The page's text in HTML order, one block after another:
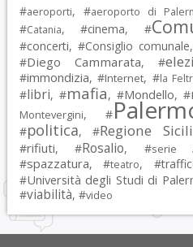
#aeroporti, #aeroporto di
#Catania, #cinema, #
#concerti, #Consiglio comunale
#Diego Cammarata, #
#immondizia, #Internet, #la
#libri, #mafia, #Mondello, #
Montevergini, #
#politica, #Regione
#rifiuti, #Rosalio, #serie
#spazzatura, #teatro, #
#Università degli Studi di
#viabilità, #video